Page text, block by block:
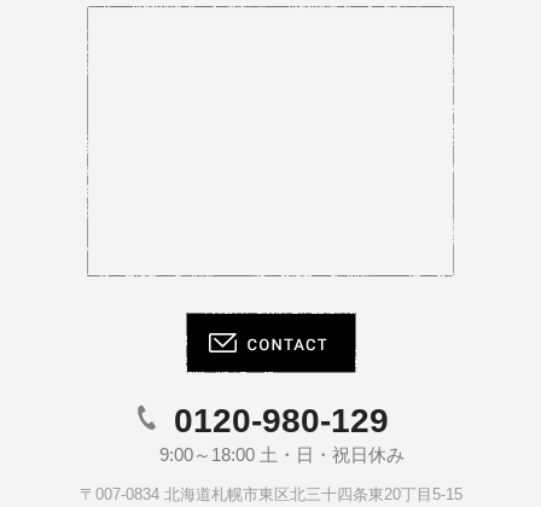
0120-980-129
9:00～18:00 土・日・祝日休み
〒007-0834 北海道札幌市東区北三十四条東20丁目5-15